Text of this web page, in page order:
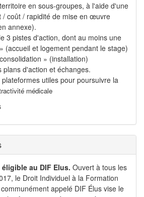
en sous-groupes, à l'aide d'une
/ coût / rapidité de mise en œuvre
annexe).
3 pistes d'action, dont au moins une
(accueil et logement pendant le stage)
» (installation)
plans d'action et échanges.
utiles pour poursuivre la
médicale
au DIF Elus. Ouvert à tous les
le Droit Individuel à la Formation
appelé DIF Élus vise le